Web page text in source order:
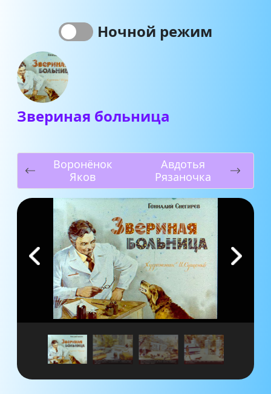
Ночной режим
Звериная больница
Воронёнок
Яков
Авдотья
Рязаночка